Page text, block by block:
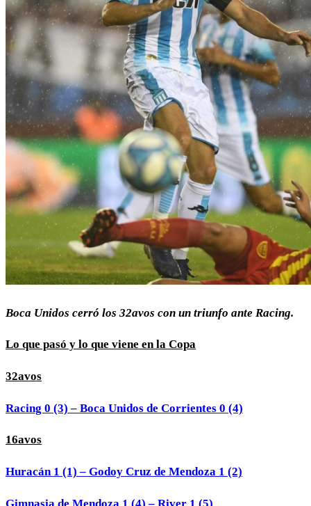
Boca Unidos cerró los 32avos con un triunfo ante Racing.
Lo que pasó y lo que viene en la Copa
32avos
Racing 0 (3) – Boca Unidos de Corrientes 0 (4)
16avos
Huracán 1 (1) – Godoy Cruz de Mendoza 1 (2)
Gimnasia de Mendoza 1 (4) – River 1 (5)